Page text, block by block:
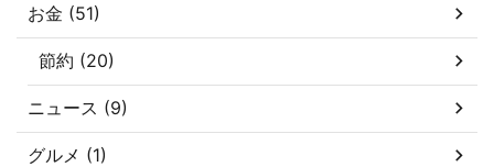
お金 (51)
節約 (20)
ニュース (9)
グルメ (1)